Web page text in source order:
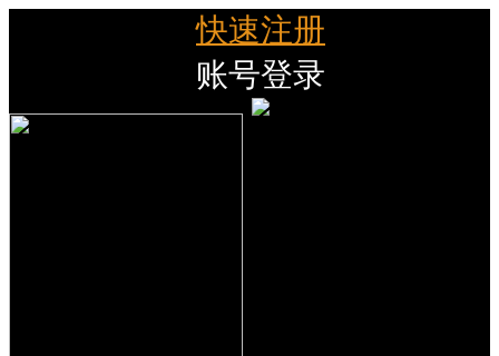
快速注册
账号登录